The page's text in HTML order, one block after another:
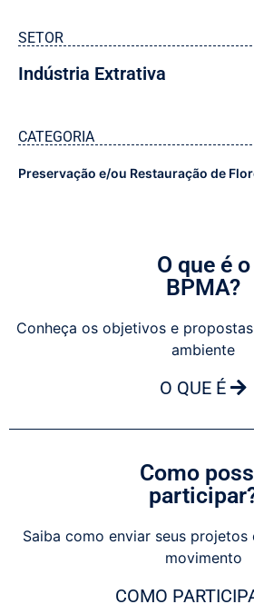
SETOR
Indústria Extrativa
CATEGORIA
Preservação e/ou Restauração de
O que é o
BPMA?
Conheça os objetivos e
ambiente
O QUE É
Como
Saiba como enviar seus
movimento
COMO